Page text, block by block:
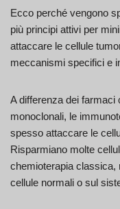
Ecco perché vengono
più principi attivi per
attaccare le cellule
meccanismi specifici e
A differenza dei
monoclonali, le
spesso attaccare le
Risparmiano molte
chemioterapia classica,
cellule normali o sul